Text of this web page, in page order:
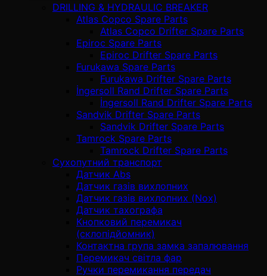
DRILLING & HYDRAULIC BREAKER
Atlas Copco Spare Parts
Atlas Copco Drifter Spare Parts
Epiroc Spare Parts
Epiroc Drifter Spare Parts
Furukawa Spare Parts
Furukawa Drifter Spare Parts
İngersoll Rand Drifter Spare Parts
İngersoll Rand Drifter Spare Parts
Sandvik Drifter Spare Parts
Sandvik Drifter Spare Parts
Tamrock Spare Parts
Tamrock Drifter Spare Parts
Сухопутний транспорт
Датчик Abs
Датчик газів вихлопних
Датчик газів вихлопних (Nox)
Датчик тахографа
Кнопковий перемикач
(склопідйомник)
Контактна група замка запалювання
Перемикач світла фар
Ручки перемикання передач